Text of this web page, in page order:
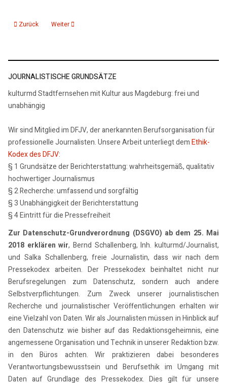
Vorheriger Beitrag: Ein Museum entsteht - Dommuseum vor der Eröffnung
Zurück Nächster Beitrag: Bilderbogen aus dem 19 Jh im
Weiter
JOURNALISTISCHE GRUNDSÄTZE
kulturmd Stadtfernsehen mit Kultur aus Magdeburg: frei und
unabhängig
Wir sind Mitglied im DFJV, der anerkannten Berufsorganisation für
professionelle Journalisten. Unsere Arbeit unterliegt demEthik-
Kodex des DFJV:
§ 1 Grundsätze der Berichterstattung: wahrheitsgemäß, qualitativ
hochwertiger Journalismus
§ 2 Recherche: umfassend und sorgfältig
§ 3 Unabhängigkeit der Berichterstattung
§ 4 Eintritt für die Pressefreiheit
Zur Datenschutz-Grundverordnung (DSGVO) ab dem 25. Mai
2018 erklären wir, Bernd Schallenberg, Inh. kulturmd/Journalist,
und Salka Schallenberg, freie Journalistin, dass wir nach dem
Pressekodex arbeiten. Der Pressekodex beinhaltet nicht nur
Berufsregelungen zum Datenschutz, sondern auch andere
Selbstverpflichtungen. Zum Zweck unserer journalistischen
Recherche und journalistischer Veröffentlichungen erhalten wir
eine Vielzahl von Daten. Wir als Journalisten müssen in Hinblick auf
den Datenschutz wie bisher auf das Redaktionsgeheimnis, eine
angemessene Organisation und Technik in unserer Redaktion bzw.
in den Büros achten. Wir praktizieren dabei besonderes
Verantwortungsbewusstsein und Berufsethik im Umgang mit
Daten auf Grundlage des Pressekodex. Dies gilt für unsere